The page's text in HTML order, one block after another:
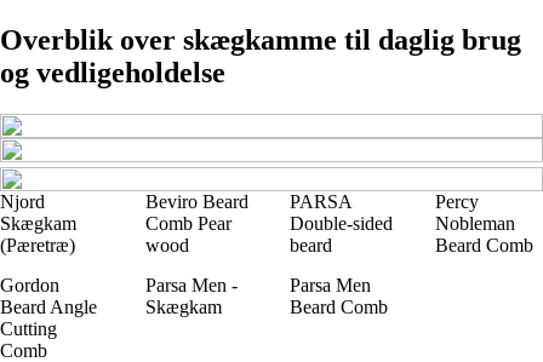
Overblik over skægkamme til daglig brug
og vedligeholdelse
Njord
Skægkam
(Pæretræ)
Beviro Beard
Comb Pear
wood
PARSA
Double-sided
beard
Percy
Nobleman
Beard Comb
Gordon
Beard Angle
Cutting
Comb
Parsa Men -
Skægkam
Parsa Men
Beard Comb